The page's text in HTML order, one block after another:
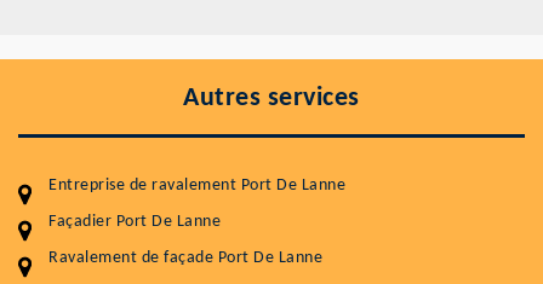
Autres services
Entreprise de ravalement Port De Lanne
Façadier Port De Lanne
Ravalement de façade Port De Lanne